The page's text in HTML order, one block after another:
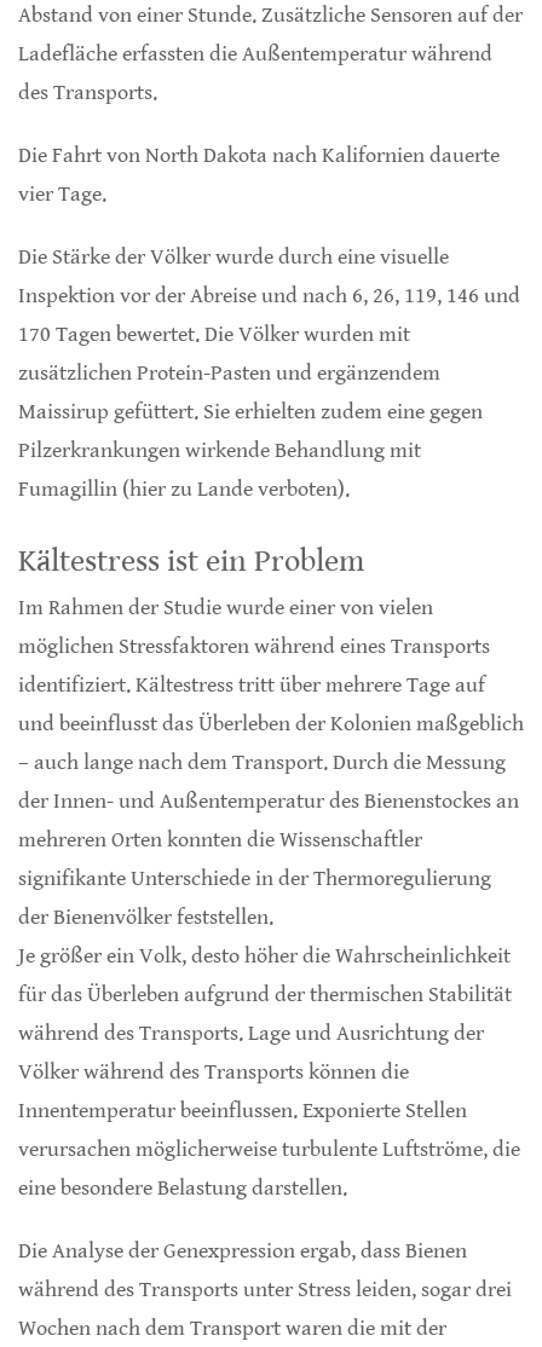
Abstand von einer Stunde. Zusätzliche Sensoren auf der
Ladefläche erfassten die Außentemperatur während
des Transports.
Die Fahrt von North Dakota nach Kalifornien dauerte
vier Tage.
Die Stärke der Völker wurde durch eine visuelle
Inspektion vor der Abreise und nach 6, 26, 119, 146 und
170 Tagen bewertet. Die Völker wurden mit
zusätzlichen Protein-Pasten und ergänzendem
Maissirup gefüttert. Sie erhielten zudem eine gegen
Pilzerkrankungen wirkende Behandlung mit
Fumagillin (hier zu Lande verboten).
Kältestress ist ein Problem
Im Rahmen der Studie wurde einer von vielen
möglichen Stressfaktoren während eines Transports
identifiziert. Kältestress tritt über mehrere Tage auf
und beeinflusst das Überleben der Kolonien maßgeblich
– auch lange nach dem Transport. Durch die Messung
der Innen- und Außentemperatur des Bienenstockes an
mehreren Orten konnten die Wissenschaftler
signifikante Unterschiede in der Thermoregulierung
der Bienenvölker feststellen.
Je größer ein Volk, desto höher die Wahrscheinlichkeit
für das Überleben aufgrund der thermischen Stabilität
während des Transports. Lage und Ausrichtung der
Völker während des Transports können die
Innentemperatur beeinflussen. Exponierte Stellen
verursachen möglicherweise turbulente Luftströme, die
eine besondere Belastung darstellen.
Die Analyse der Genexpression ergab, dass Bienen
während des Transports unter Stress leiden, sogar drei
Wochen nach dem Transport waren die mit der